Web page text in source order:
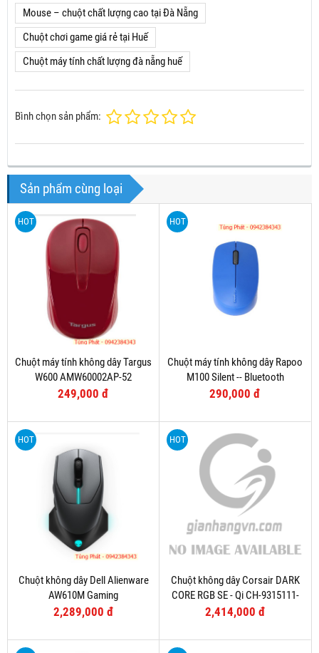
Mouse – chuột chất lượng cao tại Đà Nẵng
Chuột chơi game giá rẻ tại Huế
Chuột máy tính chất lượng đà nẵng huế
Bình chọn sản phẩm:
Sản phẩm cùng loại
HOT
Chuột máy tính không dây Targus
W600 AMW60002AP-52
249,000 đ
HOT
Chuột máy tính không dây Rapoo
M100 Silent -- Bluetooth
290,000 đ
HOT
Chuột không dây Dell Alienware
AW610M Gaming
2,289,000 đ
HOT
Chuột không dây Corsair DARK
CORE RGB SE - Qi CH-9315111-
AP
2,414,000 đ